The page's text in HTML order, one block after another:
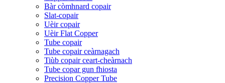
Bàr còmhnard copair
Slat-copair
Uèir copair
Uèir Flat Copper
Tube copair
Tube copair ceàrnagach
Tiùb copair ceart-cheàrnach
Tube copar gun fhiosta
Precision Copper Tube